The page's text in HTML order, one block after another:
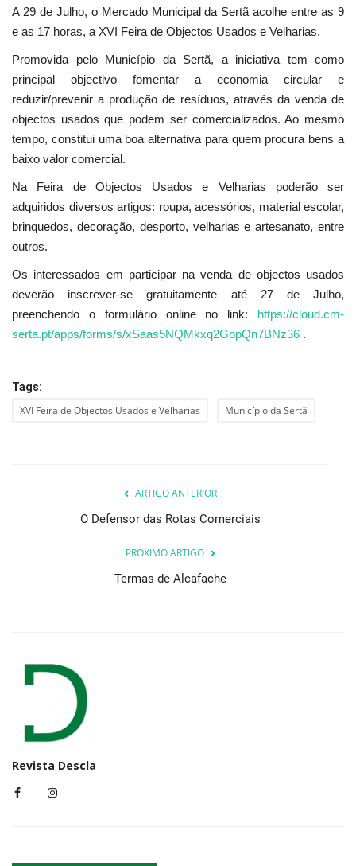
Cultura
Ambiente
A 29 de Julho, o Mercado Municipal da Sertã acolhe entre as 9
e as 17 horas, a XVI Feira de Objectos Usados e Velharias.
Promovida pelo Município da Sertã, a iniciativa tem como
principal objectivo fomentar a economia circular e
reduzir/prevenir a produção de resíduos, através da venda de
objectos usados que podem ser comercializados. Ao mesmo
tempo, constitui uma boa alternativa para quem procura bens a
baixo valor comercial.
Na Feira de Objectos Usados e Velharias poderão ser
adquiridos diversos artigos: roupa, acessórios, material escolar,
brinquedos, decoração, desporto, velharias e artesanato, entre
outros.
Os interessados em participar na venda de objectos usados
deverão inscrever-se gratuitamente até 27 de Julho,
preenchendo o formulário online no link:
https://cloud.cm-
serta.pt/apps/forms/s/xSaas5NQMkxq2GopQn7BNz36 .
Tags:
XVI Feira de Objectos Usados e Velharias Município da Sertã
ARTIGO ANTERIOR
O Defensor das Rotas Comerciais
PRÓXIMO ARTIGO
Termas de Alcafache
Revista Descla